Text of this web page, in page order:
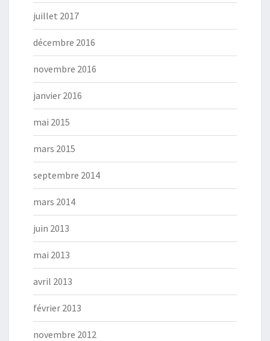
juillet 2017
décembre 2016
novembre 2016
janvier 2016
mai 2015
mars 2015
septembre 2014
mars 2014
juin 2013
mai 2013
avril 2013
février 2013
novembre 2012